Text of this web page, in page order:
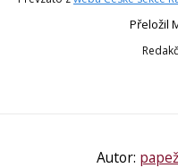
Přeložil
Autor: